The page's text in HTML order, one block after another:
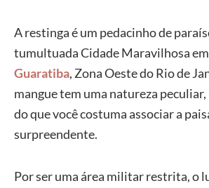
A restinga é um pedacinho de
tumultuada Cidade Maravilhosa em
Guaratiba, Zona Oeste do Rio de
mangue tem uma natureza
do que você costuma associar a
surpreendente.
Por ser uma área militar restrita, o